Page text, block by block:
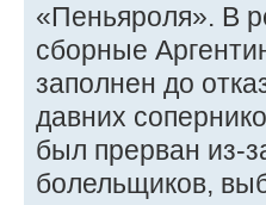
«Пеньяроля». В
сборные
заполнен до
давних
был прерван из-
болельщиков,